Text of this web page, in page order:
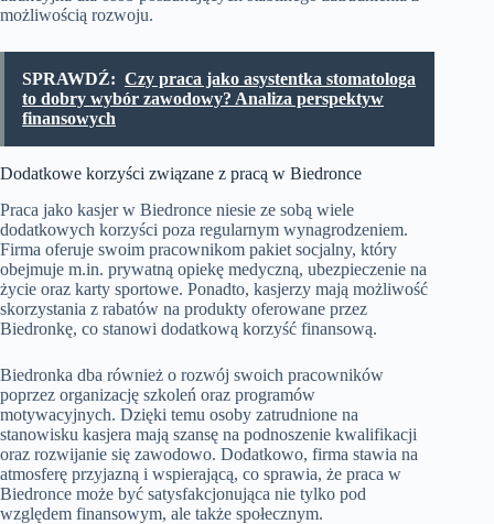
możliwością rozwoju.
SPRAWDŹ: Czy praca jako asystentka stomatologa
to dobry wybór zawodowy? Analiza perspektyw
finansowych
Dodatkowe korzyści związane z pracą w Biedronce
Praca jako kasjer w Biedronce niesie ze sobą wiele
dodatkowych korzyści poza regularnym wynagrodzeniem.
Firma oferuje swoim pracownikom pakiet socjalny, który
obejmuje m.in. prywatną opiekę medyczną, ubezpieczenie na
życie oraz karty sportowe. Ponadto, kasjerzy mają możliwość
skorzystania z rabatów na produkty oferowane przez
Biedronkę, co stanowi dodatkową korzyść finansową.
Biedronka dba również o rozwój swoich pracowników
poprzez organizację szkoleń oraz programów
motywacyjnych. Dzięki temu osoby zatrudnione na
stanowisku kasjera mają szansę na podnoszenie kwalifikacji
oraz rozwijanie się zawodowo. Dodatkowo, firma stawia na
atmosferę przyjazną i wspierającą, co sprawia, że praca w
Biedronce może być satysfakcjonująca nie tylko pod
względem finansowym, ale także społecznym.